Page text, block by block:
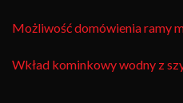
Możliwość domówienia ramy
Wkład kominkowy wodny z